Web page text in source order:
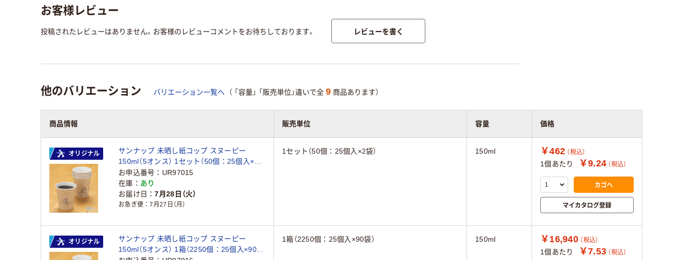
お客様レビュー
投稿されたレビューはありません。お客様のレビューコメントをお待ちしております。 レビューを書く
他のバリエーション バリエーション一覧へ （ 「容量」 「販売単位」違いで全 9 商品あります）
商品情報 販売単位 容量 価格
オリジナル
サンナップ 未晒し紙コップ スヌーピー
150ml（5オンス） 1セット（50個：25個入×2
袋） オリジナル
お申込番号
UR97015
在庫
あり
お届け日
7月28日（火）
お急ぎ便 7月27日（月）
1セット（50個：25個入×2袋） 150ml ￥462 （税込）
1個あたり ￥9.24 （税込）
カゴへ
マイカタログ登録
オリジナル
サンナップ 未晒し紙コップ スヌーピー
150ml（5オンス） 1箱（2250個：25個入×90
1箱（2250個：25個入×90袋） 150ml ￥16,940 （税込）
1個あたり ￥7.53 （税込）